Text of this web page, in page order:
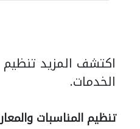
اكتشف المزيد تنظيم
الخدمات.
تنظيم المناسبات